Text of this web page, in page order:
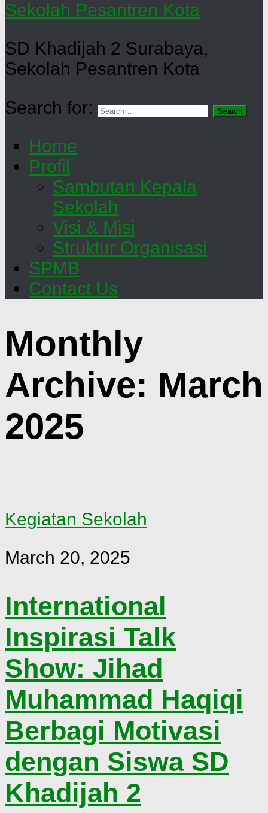
SD Khadijah 2 Surabaya,
Sekolah Pesantren Kota
Search for:
Home
Profil
Sambutan Kepala
Sekolah
Visi & Misi
Struktur Organisasi
SPMB
Contact Us
Monthly
Archive: March
2025
Kegiatan Sekolah
March 20, 2025
International
Inspirasi Talk
Show: Jihad
Muhammad Haqiqi
Berbagi Motivasi
dengan Siswa SD
Khadijah 2